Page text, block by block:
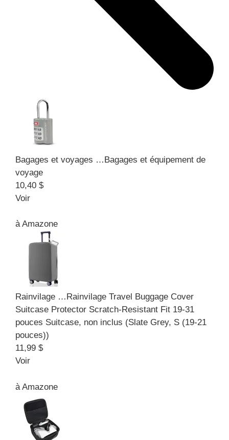
Bagages et voyages …Bagages et équipement de
voyage
10,40 $
Voir
àAmazone
Rainvilage …Rainvilage Travel Buggage Cover
Suitcase Protector Scratch-Resistant Fit 19-31
pouces Suitcase, non inclus (Slate Grey, S (19-21
pouces))
11,99 $
Voir
à Amazone